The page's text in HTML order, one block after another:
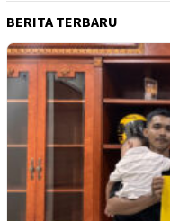
BERITA TERBARU